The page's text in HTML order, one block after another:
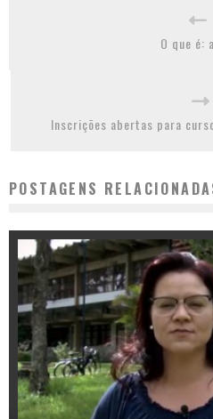
O que é:
Inscrições abertas para
POSTAGENS